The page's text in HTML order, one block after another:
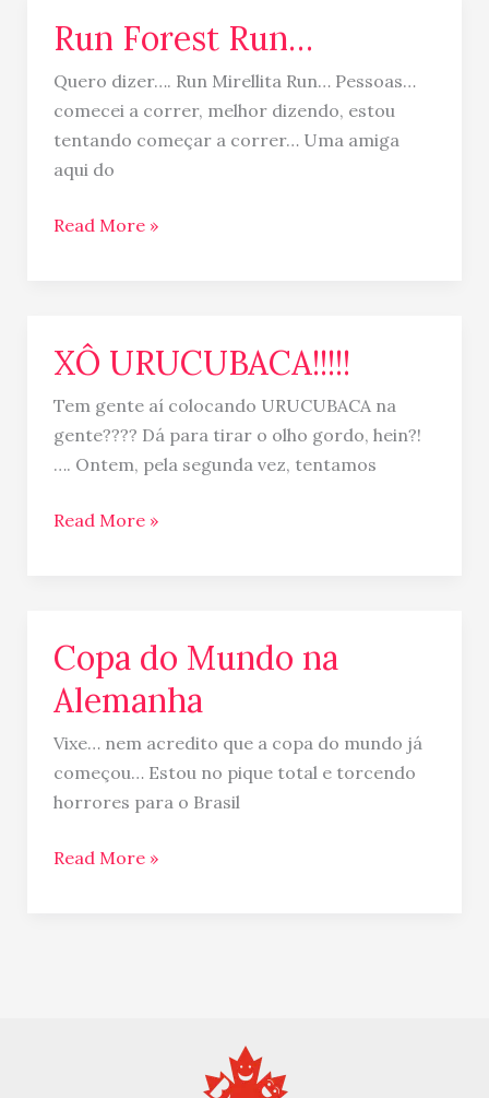
Run Forest Run…
Quero dizer…. Run Mirellita Run… Pessoas…
comecei a correr, melhor dizendo, estou
tentando começar a correr… Uma amiga
aqui do
Run
Run…
Read More »
XÔ URUCUBACA!!!!!
Tem gente aí colocando URUCUBACA na
gente???? Dá para tirar o olho gordo, hein?!
…. Ontem, pela segunda vez, tentamos
XÔ
Read More »
Copa do Mundo na
Alemanha
Vixe… nem acredito que a copa do mundo já
começou… Estou no pique total e torcendo
horrores para o Brasil
Copa
Mundo
na
Alemanha
Read More »